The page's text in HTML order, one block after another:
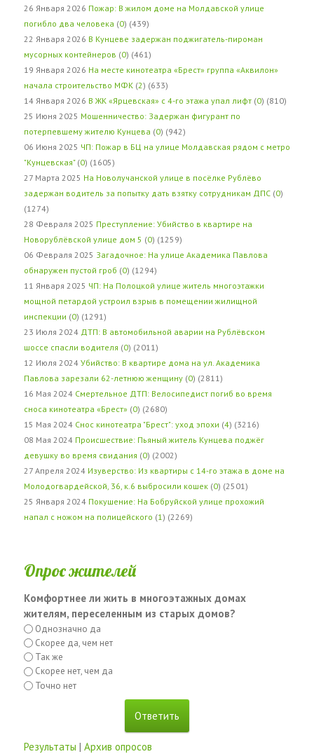
26 Января 2026 Пожар: В жилом доме на Молдавской улице
погибло два человека (0) (439)
22 Января 2026 В Кунцеве задержан поджигатель-пироман
мусорных контейнеров (0) (461)
19 Января 2026 На месте кинотеатра «Брест» группа «Аквилон»
начала строительство МФК (2) (633)
14 Января 2026 В ЖК «Ярцевская» с 4-го этажа упал лифт (0) (810)
25 Июня 2025 Мошенничество: Задержан фигурант по
потерпевшему жителю Кунцева (0) (942)
06 Июня 2025 ЧП: Пожар в БЦ на улице Молдавская рядом с метро
"Кунцевская" (0) (1605)
27 Марта 2025 На Новолучанской улице в посёлке Рублёво
задержан водитель за попытку дать взятку сотрудникам ДПС (0)
(1274)
28 Февраля 2025 Преступление: Убийство в квартире на
Новорублёвской улице дом 5 (0) (1259)
06 Февраля 2025 Загадочное: На улице Академика Павлова
обнаружен пустой гроб (0) (1294)
11 Января 2025 ЧП: На Полоцкой улице житель многоэтажки
мощной петардой устроил взрыв в помещении жилищной
инспекции (0) (1291)
23 Июля 2024 ДТП: В автомобильной аварии на Рублёвском
шоссе спасли водителя (0) (2011)
12 Июля 2024 Убийство: В квартире дома на ул. Академика
Павлова зарезали 62-летнюю женщину (0) (2811)
16 Мая 2024 Смертельное ДТП: Велосипедист погиб во время
сноса кинотеатра «Брест» (0) (2680)
15 Мая 2024 Снос кинотеатра "Брест": уход эпохи (4) (3216)
08 Мая 2024 Происшествие: Пьяный житель Кунцева поджёг
девушку во время свидания (0) (2002)
27 Апреля 2024 Изуверство: Из квартиры с 14-го этажа в доме на
Молодогвардейской, 36, к.6 выбросили кошек (0) (2501)
25 Января 2024 Покушение: На Бобруйской улице прохожий
напал с ножом на полицейского (1 ) (2269)
Опрос жителей
Комфортнее ли жить в многоэтажных домах
жителям, переселенным из старых домов?
Однозначно да
Скорее да, чем нет
Так же
Скорее нет, чем да
Точно нет
Результаты | Архив опросов